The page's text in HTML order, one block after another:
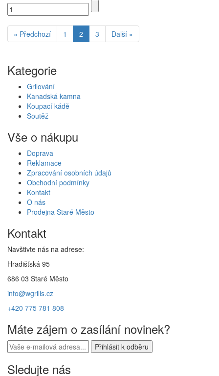
« Předchozí 1 2 3 Další »
Kategorie
Grilování
Kanadská kamna
Koupací kádě
Soutěž
Vše o nákupu
Doprava
Reklamace
Zpracování osobních údajů
Obchodní podmínky
Kontakt
O nás
Prodejna Staré Město
Kontakt
Navštivte nás na adrese:
Hradišťská 95
686 03 Staré Město
info@wgrills.cz
+420 775 781 808
Máte zájem o zasílání novinek?
Sledujte nás